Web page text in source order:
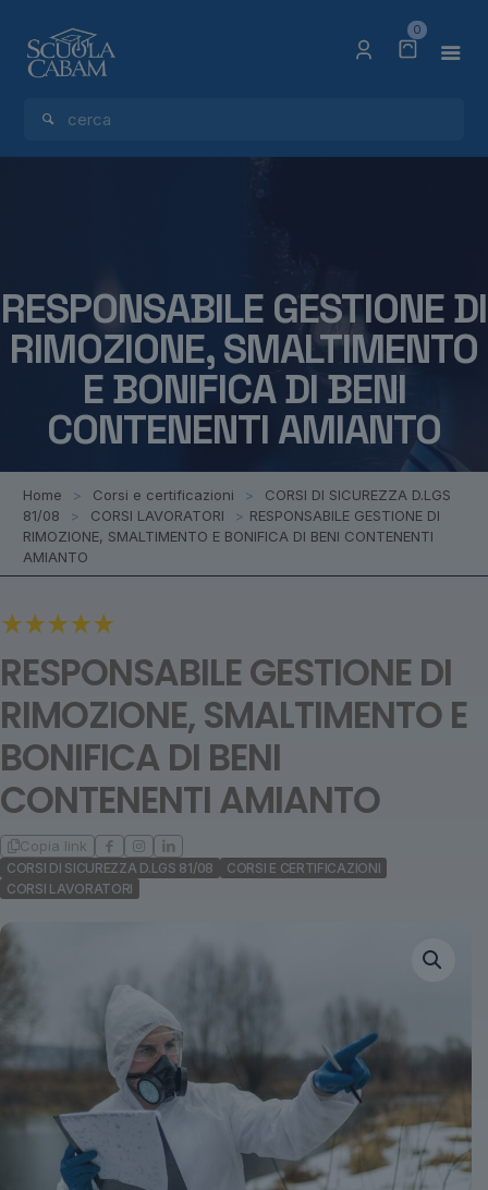
0
RESPONSABILE GESTIONE DI
RIMOZIONE, SMALTIMENTO
E BONIFICA DI BENI
CONTENENTI AMIANTO
Home > Corsi e certificazioni >
CORSI DI SICUREZZA D.LGS
81/08
> CORSI LAVORATORI > RESPONSABILE GESTIONE DI
RIMOZIONE, SMALTIMENTO E BONIFICA DI BENI CONTENENTI
AMIANTO
RESPONSABILE GESTIONE DI
RIMOZIONE, SMALTIMENTO E
BONIFICA DI BENI
CONTENENTI AMIANTO
Copia link
CORSI DI SICUREZZA D.LGS 81/08
CORSI E CERTIFICAZIONI
CORSI LAVORATORI